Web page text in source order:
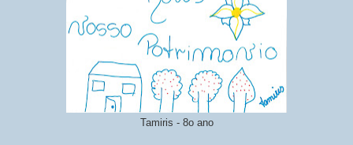
Tamiris - 8o ano